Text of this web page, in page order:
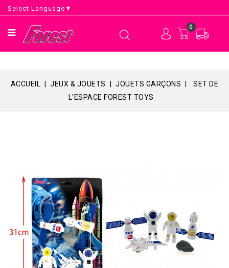
Select Language ▼
0
ACCUEIL JEUX & JOUETS JOUETS GARÇONS
SET DE
L'ESPACE FOREST TOYS